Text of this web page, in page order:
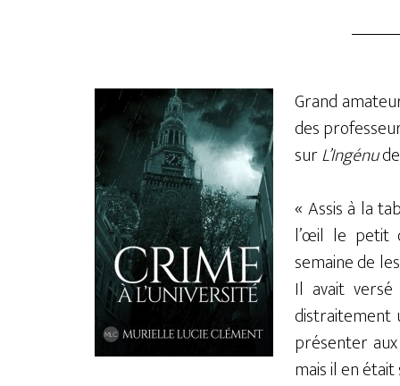
Grand
des
surL’Ingénu
« Assis à la
l’œil le petit
semaine de
Il avait
distraitement
présenter
mais il en était